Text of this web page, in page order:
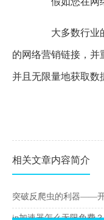
大多数行业的
的网络营销链接，并
并且无限量地获取数
相关文章内容简介
突破反爬虫的利器——
ip加速器怎么无限免费